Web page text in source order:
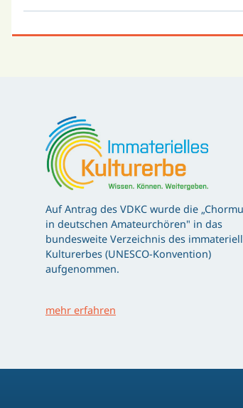
Auf Antrag des VDKC wurde die
in deutschen Amateurchören" in das
bundesweite Verzeichnis des
Kulturerbes (UNESCO-Konvention)
aufgenommen.
mehr erfahren